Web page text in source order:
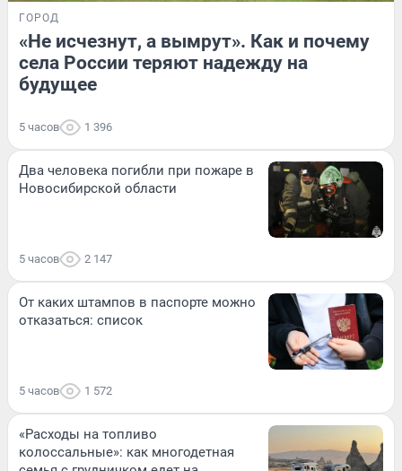
ГОРОД
«Не исчезнут, а вымрут». Как и почему
села России теряют надежду на
будущее
5 часов 1 396
Два человека погибли при пожаре в
Новосибирской области
5 часов 2 147
От каких штампов в паспорте можно
отказаться: список
5 часов 1 572
«Расходы на топливо
колоссальные»: как многодетная